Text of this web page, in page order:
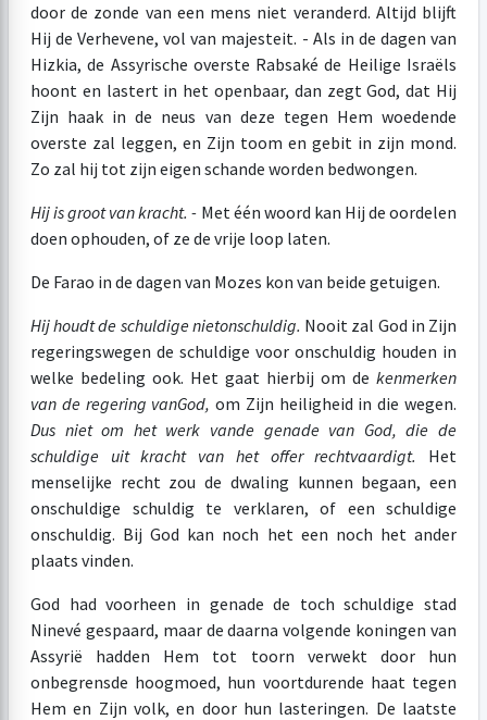
door de zonde van een mens niet veranderd. Altijd blijft
Hij de Verhevene, vol van majesteit. - Als in de dagen van
Hizkia, de Assyrische overste Rabsaké de Heilige Israëls
hoont en lastert in het openbaar, dan zegt God, dat Hij
Zijn haak in de neus van deze tegen Hem woedende
overste zal leggen, en Zijn toom en gebit in zijn mond.
Zo zal hij tot zijn eigen schande worden bedwongen.
Hij is groot van kracht. - Met één woord kan Hij de oordelen
doen ophouden, of ze de vrije loop laten.
De Farao in de dagen van Mozes kon van beide getuigen.
Hij houdt de schuldige nietonschuldig. Nooit zal God in Zijn
regeringswegen de schuldige voor onschuldig houden in
welke bedeling ook. Het gaat hierbij om de kenmerken
van de regering vanGod,om Zijn heiligheid in die wegen.
Dus niet om het werk vande genade van God, die de
schuldige uit kracht van het offer rechtvaardigt. Het
menselijke recht zou de dwaling kunnen begaan, een
onschuldige schuldig te verklaren, of een schuldige
onschuldig. Bij God kan noch het een noch het ander
plaats vinden.
God had voorheen in genade de toch schuldige stad
Ninevé gespaard, maar de daarna volgende koningen van
Assyrië hadden Hem tot toorn verwekt door hun
onbegrensde hoogmoed, hun voortdurende haat tegen
Hem en Zijn volk, en door hun lasteringen. De laatste